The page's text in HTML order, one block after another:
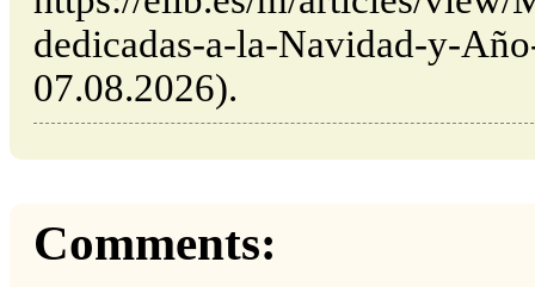
dedicadas-a-la-Navidad-y-
07.08.2026).
Comments: